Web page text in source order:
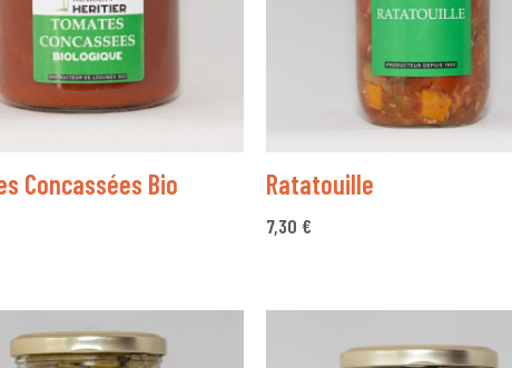
Concassées Bio Ratatouille
7,30€